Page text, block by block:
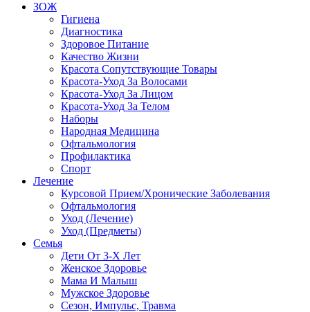
ЗОЖ
Гигиена
Диагностика
Здоровое Питание
Качество Жизни
Красота Сопутствующие Товары
Красота-Уход За Волосами
Красота-Уход За Лицом
Красота-Уход За Телом
Наборы
Народная Медицина
Офтальмология
Профилактика
Спорт
Лечение
Курсовой Прием/Хронические Заболевания
Офтальмология
Уход (Лечение)
Уход (Предметы)
Семья
Дети От 3-Х Лет
Женское Здоровье
Мама И Малыш
Мужское Здоровье
Сезон, Импульс, Травма